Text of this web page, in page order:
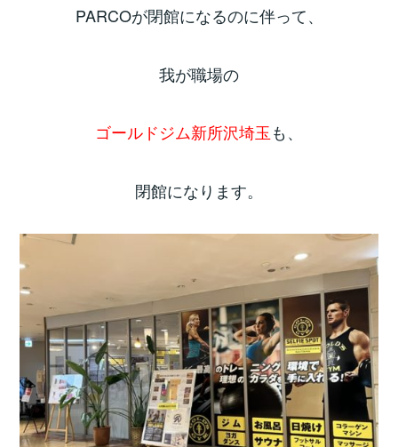
PARCOが閉館になるのに伴って、
我が職場の
ゴールドジム新所沢埼玉も、
閉館になります。